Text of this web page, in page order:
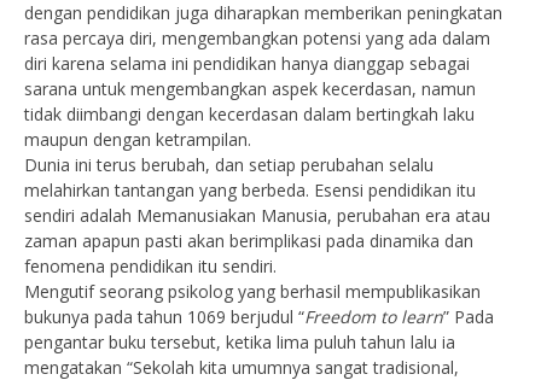
dengan pendidikan juga diharapkan memberikan peningkatan
rasa percaya diri, mengembangkan potensi yang ada dalam
diri karena selama ini pendidikan hanya dianggap sebagai
sarana untuk mengembangkan aspek kecerdasan, namun
tidak diimbangi dengan kecerdasan dalam bertingkah laku
maupun dengan ketrampilan.
Dunia ini terus berubah, dan setiap perubahan selalu
melahirkan tantangan yang berbeda. Esensi pendidikan itu
sendiri adalah Memanusiakan Manusia, perubahan era atau
zaman apapun pasti akan berimplikasi pada dinamika dan
fenomena pendidikan itu sendiri.
Mengutif seorang psikolog yang berhasil mempublikasikan
bukunya pada tahun 1069 berjudul “Freedom to learn” Pada
pengantar buku tersebut, ketika lima puluh tahun lalu ia
mengatakan “Sekolah kita umumnya sangat tradisional,